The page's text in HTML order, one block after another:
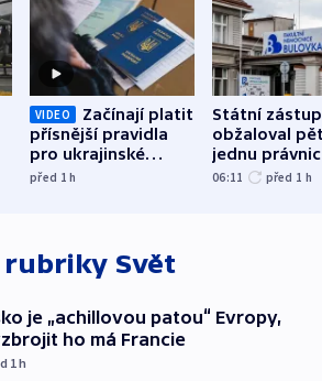
VIDEO
Začínají platit
přísnější pravidla
pro ukrajinské
uprchlíky
před 1h
Státní
obžaloval
jednu
osobu v
06:11 před 1 h
rubriky Svět
je „achillovou patou“ Evropy,
ho má Francie
1h